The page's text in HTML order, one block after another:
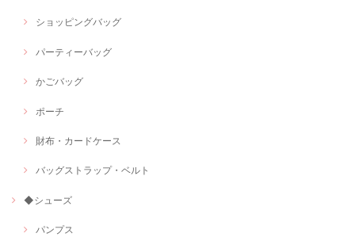
ショッピングバッグ
パーティーバッグ
かごバッグ
ポーチ
財布・カードケース
バッグストラップ・ベルト
◆シューズ
パンプス